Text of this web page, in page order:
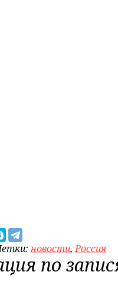
новости,Россия
по